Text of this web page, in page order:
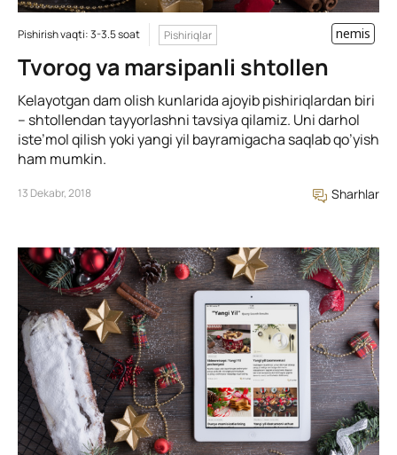
Pishirish vaqti: 3-3.5 soat Pishiriqlar nemis
Tvorog va marsipanli shtollen
Kelayotgan dam olish kunlarida ajoyib pishiriqlardan biri
– shtollendan tayyorlashni tavsiya qilamiz. Uni darhol
iste’mol qilish yoki yangi yil bayramigacha saqlab qo’yish
ham mumkin.
13 Dekabr, 2018 Sharhlar